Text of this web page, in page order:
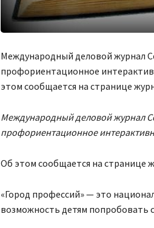
Международный деловой журнал
профориентационное
этом сообщается на странице
Международный деловой журнал
профориентационное
Об этом сообщается на странице
«Город профессий»— это
возможность детям попробовать